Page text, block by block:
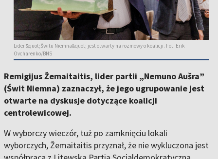
Lider &quot;Świtu Niemna&quot; jest otwarty na rozmowy o koalicji. Fot. Erik
Ovcharenko/BNS
Remigijus Žemaitaitis, lider partii „Nemuno Aušra”
(Świt Niemna) zaznaczył, że jego ugrupowanie jest
otwarte na dyskusje dotyczące koalicji
centrolewicowej.
W wyborczy wieczór, tuż po zamknięciu lokali
wyborczych, Žemaitaitis przyznał, że nie wykluczona jest